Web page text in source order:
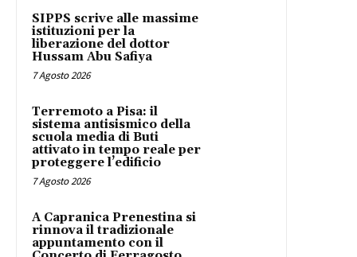
SIPPS scrive alle massime
istituzioni per la
liberazione del dottor
Hussam Abu Safiya
7 Agosto 2026
Terremoto a Pisa: il
sistema antisismico della
scuola media di Buti
attivato in tempo reale per
proteggere l’edificio
7 Agosto 2026
A Capranica Prenestina si
rinnova il tradizionale
appuntamento con il